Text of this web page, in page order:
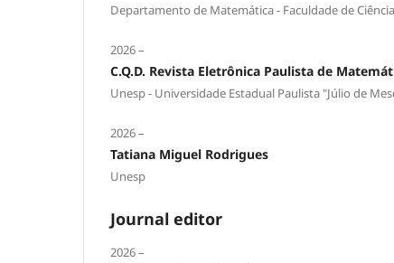
Departamento de Matemática - Faculdade de
2026 –
C.Q.D. Revista Eletrônica Paulista de
Unesp - Universidade Estadual Paulista "Júlio de
2026 –
Tatiana Miguel Rodrigues
Unesp
Journal editor
2026 –